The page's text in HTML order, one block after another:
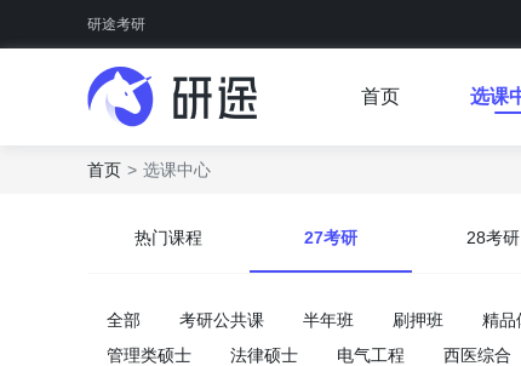
研途考研
首页 选课
首页 选课中心
热门课程 27考研 28考研
全部 考研公共课 半年班 刷押班 精品
管理类硕士
法律硕士 电气工程 西医综合